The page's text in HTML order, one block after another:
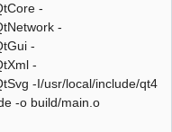
-
-
-
-
-I/usr/local/include/qt4
-o build/main.o